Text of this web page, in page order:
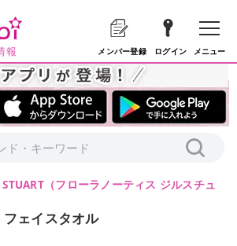
報 メンバー登録 ログイン メニュー
（フローラノーティス ジルスチュ
ェイスタオル